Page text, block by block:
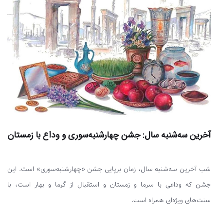
آخرین سه‌شنبه سال: جشن چهارشنبه‌سوری و وداع با زمستان
شب آخرین سه‌شنبه سال، زمان برپایی جشن «چهارشنبه‌سوری» است. این
جشن که وداعی با سرما و زمستان و استقبال از گرما و بهار است، با
سنت‌های ویژه‌ای همراه است.